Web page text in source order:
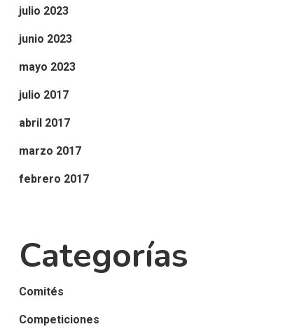
julio 2023
junio 2023
mayo 2023
julio 2017
abril 2017
marzo 2017
febrero 2017
Categorías
Comités
Competiciones